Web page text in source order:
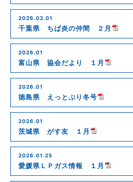
2026.02.01
千葉県 ちば炎の仲間 ２月
2026.01
富山県 協会だより １月
2026.01
徳島県 えっとぷり冬号
2026.01
茨城県 がす友 １月
2026.01.25
愛媛県ＬＰガス情報 １月